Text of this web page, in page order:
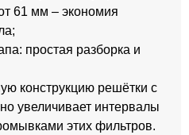
61 мм – экономия
простая разборка и
конструкцию решётки с
увеличивает интервалы
этих фильтров.